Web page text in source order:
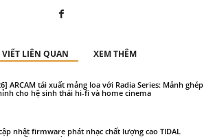
VIẾT LIÊN QUAN XEM THÊM
ARCAM tái xuất mảng loa với Radia Series: Mảnh ghép
cho hệ sinh thái hi-fi và home cinema
nhật firmware phát nhạc chất lượng cao TIDAL